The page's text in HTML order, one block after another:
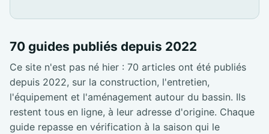
70 guides publiés depuis 2022
Ce site n'est pas né hier : 70 articles ont été publiés
depuis 2022, sur la construction, l'entretien,
l'équipement et l'aménagement autour du bassin. Ils
restent tous en ligne, à leur adresse d'origine. Chaque
guide repasse en vérification à la saison qui le